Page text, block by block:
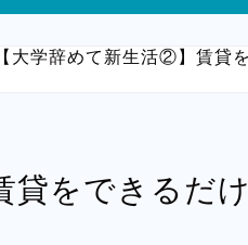
大学辞めて新生活②】賃貸
をできるだ